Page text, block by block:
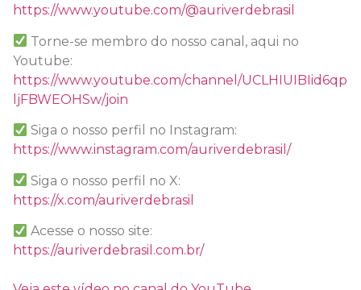
https://www.youtube.com/@auriverdebrasil
Torne-se membro do nosso canal, aqui no
Youtube:
https://www.youtube.com/channel/UCLHIUIBIid6qp
ljFBWEOHSw/join
Siga o nosso perfil no Instagram:
https://www.instagram.com/auriverdebrasil/
Siga o nosso perfil no X:
https://x.com/auriverdebrasil
Acesse o nosso site:
https://auriverdebrasil.com.br/